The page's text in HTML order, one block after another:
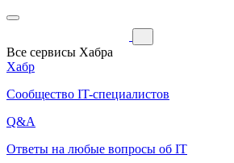
Все сервисы Хабра
Хабр
Сообщество IT-специалистов
Q&A
Ответы на любые вопросы об IT